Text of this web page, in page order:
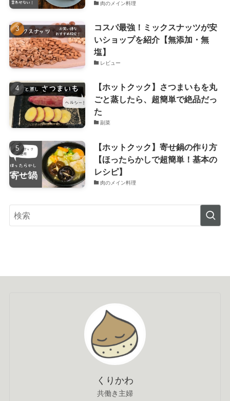
肉のメイン料理
コスパ最強！ミックスナッツが安
いショップを紹介【無添加・無
塩】
レビュー
【ホットクック】さつまいもを丸
ごと蒸したら、超簡単で絶品だっ
た
副菜
【ホットクック】寄せ鍋の作り方
【ほったらかしで超簡単！基本の
レシピ】
肉のメイン料理
くりかわ
共働き主婦